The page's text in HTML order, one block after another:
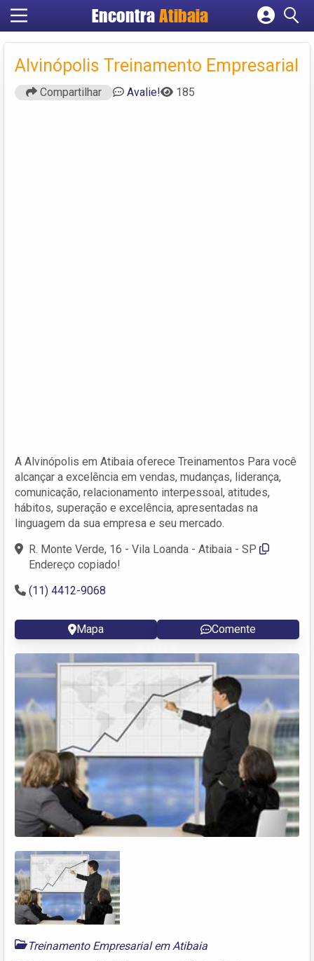
Encontra Atibaia
Cadastrar empresa
Criar conta
Alvinópolis Treinamento Empresarial
Compartilhar Avalie! 185
A Alvinópolis em Atibaia oferece Treinamentos Para você
alcançar a excelência em vendas, mudanças, liderança,
comunicação, relacionamento interpessoal, atitudes,
hábitos, superação e excelência, apresentadas na
linguagem da sua empresa e seu mercado.
R. Monte Verde, 16 - Vila Loanda - Atibaia - SP
Endereço copiado!
(11) 4412-9068
Mapa Comente
Treinamento Empresarial em Atibaia